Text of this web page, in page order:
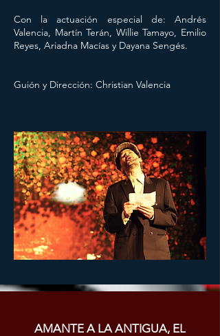
Con la actuación especial de: Andrés
Valencia, Martín Terán, Willie Tamayo, Emilio
Reyes, Ariadna Macías y Dayana Sengés.
Guión y Dirección: Christian Valencia
AMANTE A LA ANTIGUA, EL